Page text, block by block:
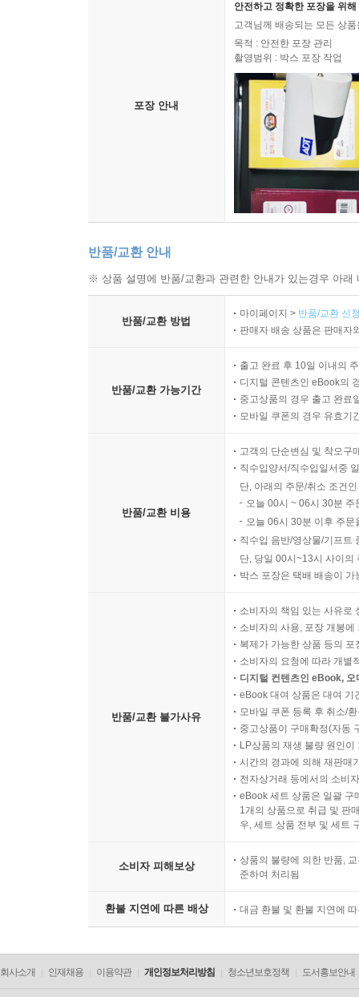
포장 안내
안전하고 정확한 포장을 위
고객님께 배송되는 모든 상
목적 : 안전한 포장 관리
촬영범위 : 박스 포장 작업
반품/교환 안내
※ 상품 설명에 반품/교환과 관련한 안내가 있는경우 아
반품/교환 방법
마이페이지 > 반품/교환 신
판매자 배송 상품은 판매자
반품/교환 가능기간
출고 완료 후 10일 이내의
디지털 콘텐츠인 eBook의
중고상품의 경우 출고 완료
모바일 쿠폰의 경우 유효기
반품/교환 비용
고객의 단순변심 및 착오구
직수입양서/직수입일서중
단, 아래의 주문/취소 조건
오늘 00시 ~ 06시 30분
오늘 06시 30분 이후 주
직수입 음반/영상물/기프트
단, 당일 00시~13시 사이의
박스 포장은 택배 배송이
반품/교환 불가사유
소비자의 책임 있는 사유로
소비자의 사용, 포장 개봉
복제가 가능한 상품 등의
소비자의 요청에 따라 개별
디지털 컨텐츠인 eBook,
eBook 대여 상품은 대여 기
모바일 쿠폰 등록 후 취소/
중고상품이 구매확정(자동
LP상품의 재생 불량 원인
시간의 경과에 의해 재판매
전자상거래 등에서의 소비
eBook 세트 상품은 일괄 구
1개의 상품으로 취급 및 판
우, 세트 상품 전부 및 세트
소비자 피해보상
상품의 불량에 의한 반품,
준하여 처리됨
환불 지연에 따른 배상 대금 환불 및 환불 지연에
회사소개 인재채용 이용약관 개인정보처리방침 청소년보호정책 도서홍보안내